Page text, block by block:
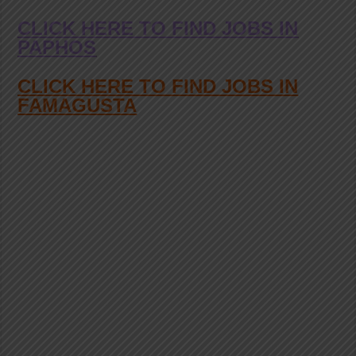
CLICK HERE TO FIND JOBS IN
PAPHOS
CLICK HERE TO FIND JOBS IN
FAMAGUSTA